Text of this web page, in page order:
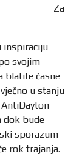
Za
inspiraciju
svojim
blatite časne
u stanju
dok bude
sporazum
rok trajanja.